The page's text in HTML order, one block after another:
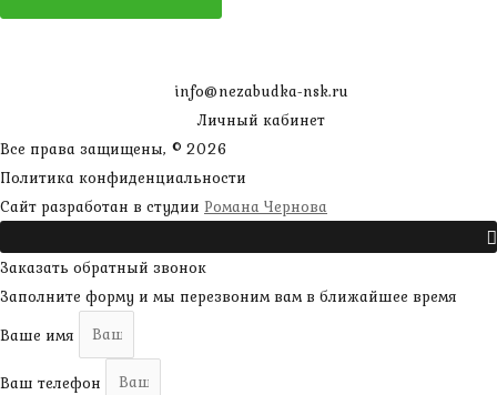
info@nezabudka-nsk.ru
Личный кабинет
Все права защищены, © 2026
Политика конфиденциальности
Сайт разработан в студии Романа Чернова
Заказать обратный звонок
Заполните форму и мы перезвоним вам в ближайшее время
Ваше имя
Ваш телефон